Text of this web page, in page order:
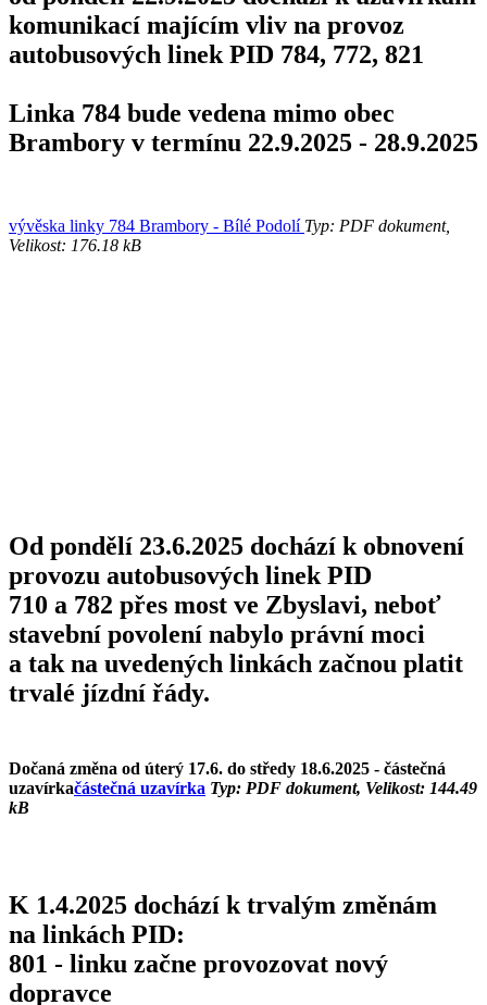
komunikací majícím vliv na provoz
autobusových linek PID 784, 772, 821
Linka 784 bude vedena mimo obec
Brambory v termínu 22.9.2025 - 28.9.2025
vývěska linky 784 Brambory - Bílé Podolí Typ: PDF dokument,
Velikost: 176.18 kB
Od pondělí 23.6.2025 dochází k obnovení
provozu autobusových linek PID
710 a 782 přes most ve Zbyslavi, neboť
stavební povolení nabylo právní moci
a tak na uvedených linkách začnou platit
trvalé jízdní řády.
Dočaná změna od úterý 17.6. do středy 18.6.2025 - částečná
uzavírkačástečná uzavírka Typ: PDF dokument, Velikost: 144.49
kB
K 1.4.2025 dochází k trvalým změnám
na linkách PID:
801 - linku začne provozovat nový
dopravce